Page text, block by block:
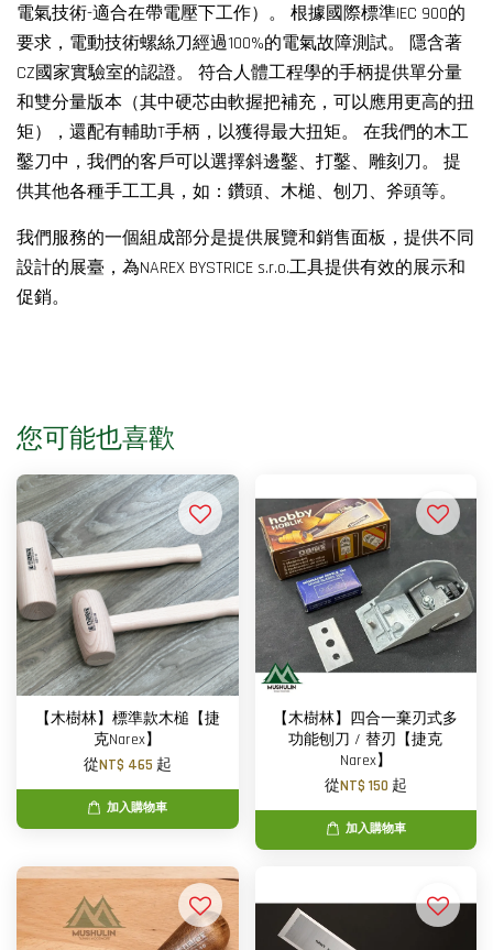
電氣技術-適合在帶電壓下工作）。 根據國際標準IEC 900的
要求，電動技術螺絲刀經過100%的電氣故障測試。 隱含著
CZ國家實驗室的認證。 符合人體工程學的手柄提供單分量
和雙分量版本（其中硬芯由軟握把補充，可以應用更高的扭
矩），還配有輔助T手柄，以獲得最大扭矩。 在我們的木工
鑿刀中，我們的客戶可以選擇斜邊鑿、打鑿、雕刻刀。 提
供其他各種手工工具，如：鑽頭、木槌、刨刀、斧頭等。
我們服務的一個組成部分是提供展覽和銷售面板，提供不同
設計的展臺，為NAREX BYSTRICE s.r.o.工具提供有效的展示和
促銷。
您可能也喜歡
【木樹林】標準款木槌【捷
克Narex】
從NT$ 465 起
加入購物車
【木樹林】四合一棄刃式多
功能刨刀 / 替刃【捷克
Narex】
從NT$ 150 起
加入購物車